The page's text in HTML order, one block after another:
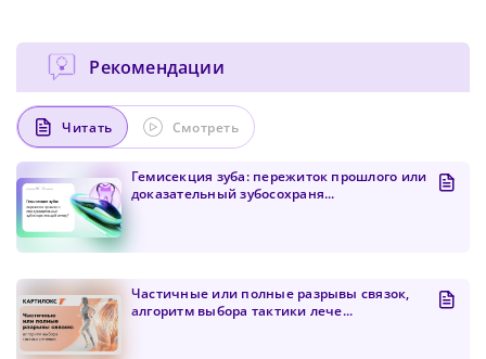
Сменить пароль!
Сменить пароль!
Рекомендации
Читать Смотреть
Гемисекция зуба: пережиток прошлого или
доказательный зубосохраня...
Частичные или полные разрывы связок,
алгоритм выбора тактики лече...
Сейчас скорость вашего интернета